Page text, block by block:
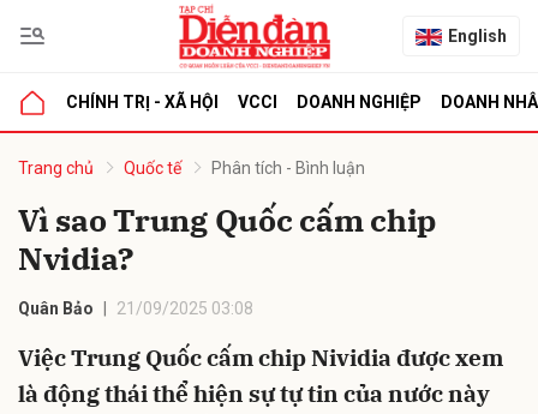
English
CHÍNH TRỊ - XÃ HỘI VCCI DOANH NGHIỆP DOANH
Trang chủ Quốc tế Phân tích - Bình luận
Vì sao Trung Quốc cấm chip
Nvidia?
Quân Bảo 21/09/2025 03:08
Việc Trung Quốc cấm chip Nividia được xem
là động thái thể hiện sự tự tin của nước này
luận
Hủy